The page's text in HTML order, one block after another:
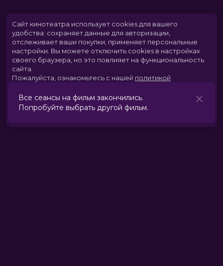
Все сеансы на фильм закончились.
Попробуйте выбрать другой фильм.
Сайт кинотеатра использует cookies для вашего
удобства: сохраняет данные для авторизации,
отслеживает ваши покупки, применяет персональные
настройки. Вы можете отключить cookies в настройках
своего браузера, но это повлияет на функциональность
сайта.
Пожалуйста, ознакомьтесь с нашей политикой
Принять